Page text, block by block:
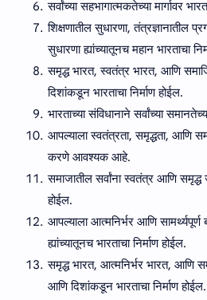
सर्वांच्या सहभागात्मकतेच्या मार्गावर
शिक्षणातील सुधारणा, तंत्रज्ञानातील
सुधारणा ह्यांच्यातूनच महान भारताचा
समृद्ध भारत, स्वतंत्र भारत, आणि
दिशांकडून भारताचा निर्माण होईल.
भारताच्या संविधानाने सर्वांच्या
आपल्याला स्वतंत्रता, समृद्धता, आणि
करणे आवश्यक आहे.
समाजातील सर्वांना स्वतंत्र आणि समृद्ध
होईल.
आपल्याला आत्मनिर्भर आणि सामर्थ्यपूर्ण
ह्यांच्यातूनच भारताचा निर्माण होईल.
समृद्ध भारत, आत्मनिर्भर भारत, आणि
आणि दिशांकडून भारताचा निर्माण होईल.